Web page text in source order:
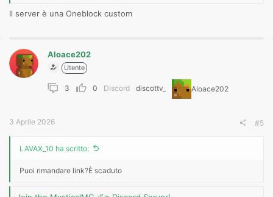
Il server è una Oneblock custom
Aloace202
Utente
3 0 Discord discottv_ Aloace202
3 Aprile 2026 #5
LAVAX_10 ha scritto:
Puoi rimandare link?È scaduto